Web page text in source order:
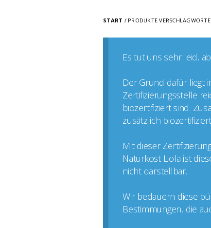
START / PRODUKTE
Es tut uns sehr leid,
Der Grund dafür liegt
Zertifizierungsstelle
biozertifiziert sind.
zusätzlich
Mit dieser
Naturkost Liola ist
nicht darstellbar.
Wir bedauern diese
Bestimmungen, die